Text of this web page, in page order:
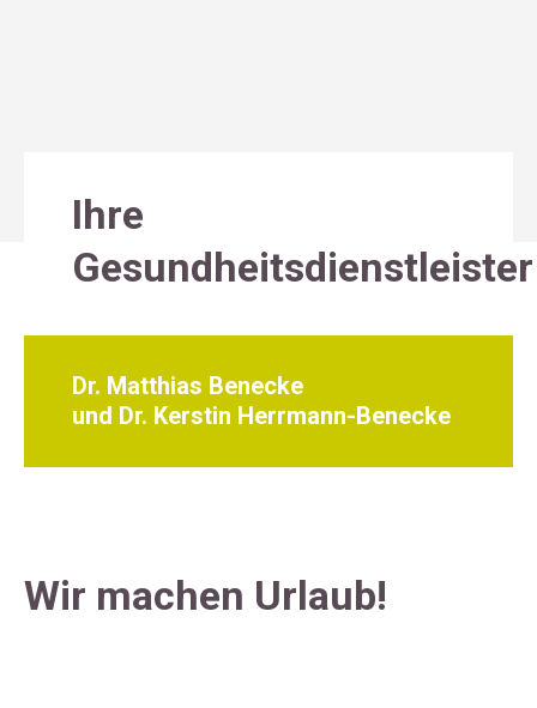
Ihre
Gesundheitsdienstleister
Dr. Matthias Benecke
und Dr. Kerstin Herrmann-Benecke
Wir machen Urlaub!